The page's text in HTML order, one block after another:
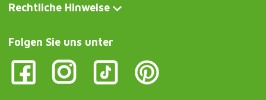
Rechtliche Hinweise
Folgen Sie uns unter